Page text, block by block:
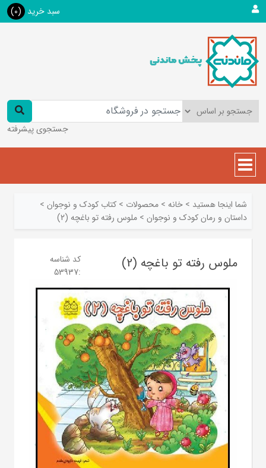
سبد خرید (0)
جستجوی پیشرفته
شما اینجا هستید > خانه > محصولات > کتاب کودک و نوجوان >
داستان و رمان کودک و نوجوان > ملوس رفته تو باغچه (2)
ملوس رفته تو باغچه (2)
کد شناسه
:
53937